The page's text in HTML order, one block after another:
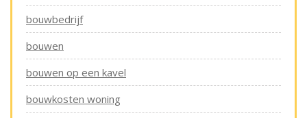
bouwbedrijf
bouwen
bouwen op een kavel
bouwkosten woning